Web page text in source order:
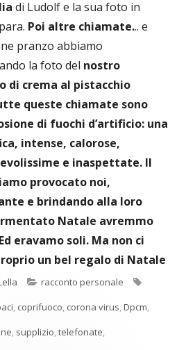
di Ludolf e la sua foto in
Poi altre chiamate... e
pranzo abbiamo
la foto del nostro
di crema al pistacchio
queste chiamate sono
di fuochi d’artificio: una
intense, calorose,
e inaspettate. Il
provocato noi,
e brindando alla loro
Natale avremmo
Ed eravamo soli. Ma non ci
un bel regalo di Natale
Categorie
racconto personale
, coprifuoco, corona virus,Dpcm,
, supplizio,telefonate,